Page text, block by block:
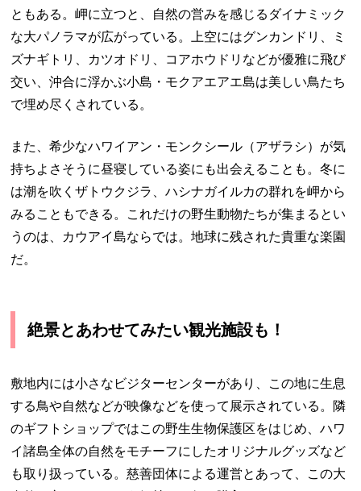
ともある。岬に立つと、自然の営みを感じるダイナミック
な大パノラマが広がっている。上空にはグンカンドリ、ミ
ズナギトリ、カツオドリ、コアホウドリなどが優雅に飛び
交い、沖合に浮かぶ小島・モクアエアエ島は美しい鳥たち
で埋め尽くされている。
また、希少なハワイアン・モンクシール（アザラシ）が気
持ちよさそうに昼寝している姿にも出会えることも。冬に
は潮を吹くザトウクジラ、ハシナガイルカの群れを岬から
みることもできる。これだけの野生動物たちが集まるとい
うのは、カウアイ島ならでは。地球に残された貴重な楽園
だ。
絶景とあわせてみたい観光施設も！
敷地内には小さなビジターセンターがあり、この地に生息
する鳥や自然などが映像などを使って展示されている。隣
のギフトショップではこの野生生物保護区をはじめ、ハワ
イ諸島全体の自然をモチーフにしたオリジナルグッズなど
も取り扱っている。慈善団体による運営とあって、この大